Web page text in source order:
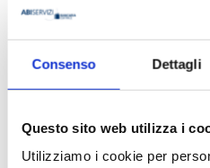
Consenso Dettagli
Questo sito web utilizza i
Utilizziamo i cookie per
Alessandro Panaro
Srm-Intesa Sanpaolo